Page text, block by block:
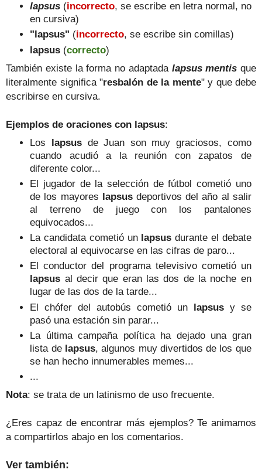
lapsus (incorrecto, se escribe en letra normal, no
en cursiva)
"lapsus" (incorrecto, se escribe sin comillas)
lapsus (correcto)
También existe la forma no adaptada lapsus mentis que
literalmente significa "resbalón de la mente" y que debe
escribirse en cursiva.
Ejemplos de oraciones con lapsus:
Los lapsus de Juan son muy graciosos, como
cuando acudió a la reunión con zapatos de
diferente color...
El jugador de la selección de fútbol cometió uno
de los mayores lapsusdeportivos del año al salir
al terreno de juego con los pantalones
equivocados...
La candidata cometió un lapsusdurante el debate
electoral al equivocarse en las cifras de paro...
El conductor del programa televisivo cometió un
lapsus al decir que eran las dos de la noche en
lugar de las dos de la tarde...
El chófer del autobús cometió un lapsus y se
pasó una estación sin parar...
La última campaña política ha dejado una gran
lista de lapsus, algunos muy divertidos de los que
se han hecho innumerables memes...
...
Nota: se trata de un latinismo de uso frecuente.
¿Eres capaz de encontrar más ejemplos? Te animamos
a compartirlos abajo en los comentarios.
Ver también: